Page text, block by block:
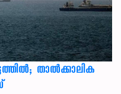
താല്‍ക്കാലിക